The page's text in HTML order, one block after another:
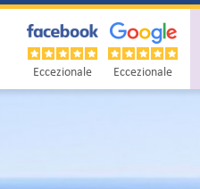
Eccezionale Eccezionale